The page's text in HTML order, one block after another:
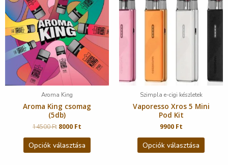
Aroma King
Aroma King csomag
(5db)
14500Ft 8000 Ft
Opciók választása
Szimpla e-cigi készletek
Vaporesso Xros 5 Mini
Pod Kit
9900 Ft
Opciók választása